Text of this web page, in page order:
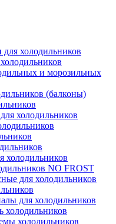
для холодильников
и морозильных
(балконы)
холодильников
холодильников
NO FROST
для холодильников
для холодильников
холодильников
холодильников